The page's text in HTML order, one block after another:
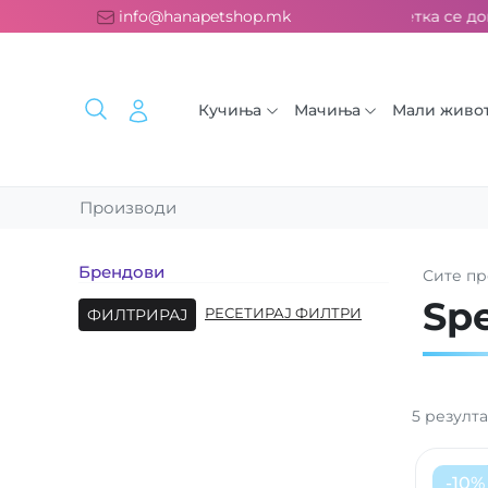
info@hanapetshop.mk
испорака над 2000 ден. ››› 2% од секоја сметка се
Кучиња Мачиња Мали
Производи
Брендови
ФИЛТРИРАЈ РЕСЕТИРАЈ ФИЛТРИ
Сите
5
-10%